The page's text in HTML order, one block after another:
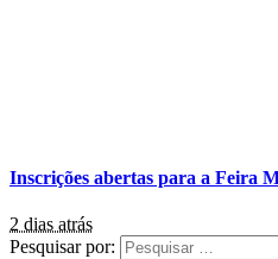
Inscrições abertas para a Feira
2 dias atrás
Pesquisar por: